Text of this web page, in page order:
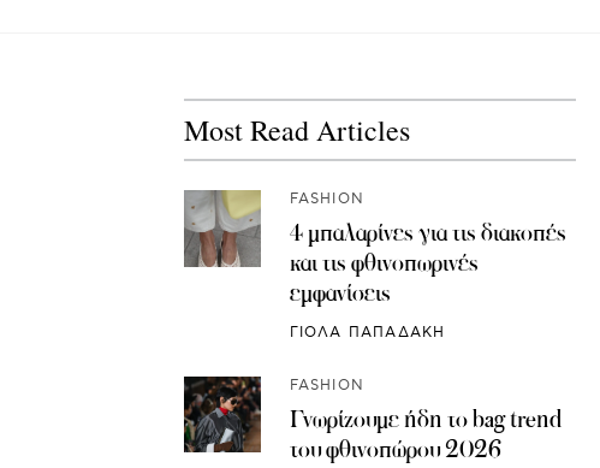
Most Read Articles
FASHION
4 μπαλαρίνες για τις διακοπές
και τις φθινοπωρινές
εμφανίσεις
ΓΙΟΛΑ ΠΑΠΑΔΑΚΗ
FASHION
Γνωρίζουμε ήδη το bag trend
του φθινοπώρου 2026